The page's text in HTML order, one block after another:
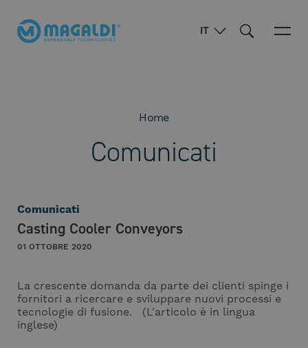
IT
Home
Comunicati
Comunicati
Casting Cooler Conveyors
01 OTTOBRE 2020
La crescente domanda da parte dei clienti spinge i
fornitori a ricercare e sviluppare nuovi processi e
tecnologie di fusione. (L'articolo è in lingua
inglese)